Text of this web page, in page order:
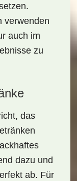
verwenden
auch im
zu
das
dazu und
ab. Für